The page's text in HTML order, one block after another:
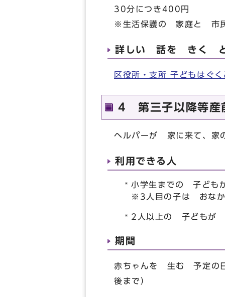
30分につき400円
※生活保護の 家庭と 市
詳しい 話を きく
区役所・支所 子どもはぐ
4 第三子以降等産
ヘルパーが 家に来て、
利用できる人
小学生までの 子ども
※3人目の子は おな
2人以上の 子どもが
期間
赤ちゃんを 生む 予定の
後まで）